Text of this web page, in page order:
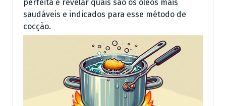
perfeita e revelar quais são os óleos mais
saudáveis e indicados para esse método de
cocção.